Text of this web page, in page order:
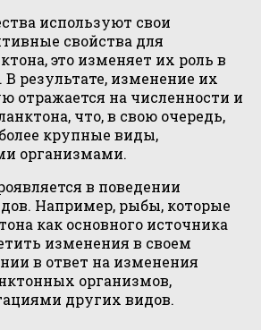
используют свои
свойства для
это изменяет их роль в
результате, изменение их
отражается на численности и
что, в свою очередь,
крупные виды,
организмами.
в поведении
Например, рыбы, которые
как основного источника
изменения в своем
в ответ на изменения
организмов,
других видов.